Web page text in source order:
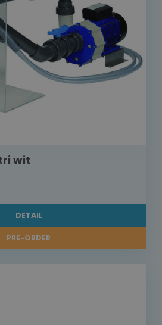
wit
DETAIL
PRE-ORDER